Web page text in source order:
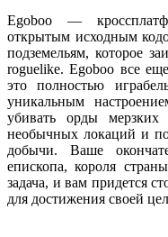
Egoboo —
открытым исходным
подземельям, которое
roguelike. Egoboo все
это полностью
уникальным
убивать орды мерзких
необычных локаций и
добычи. Ваше
епископа, короля
задача, и вам придется
для достижения своей